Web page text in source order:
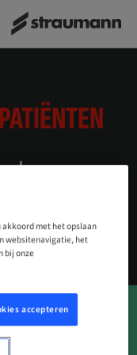
PATIËNTEN
nodig en
akkoord met het opslaan
websitenavigatie, het
bij onze
accepteren